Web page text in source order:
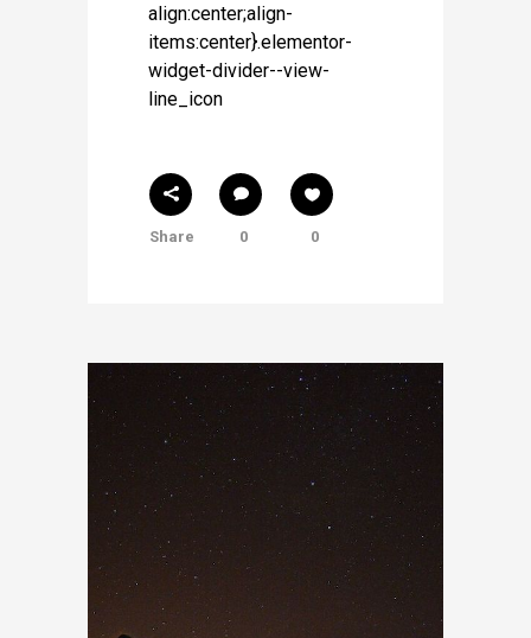
align:center;align-
items:center}.elementor-
widget-divider--view-
line_icon
Share 0 0